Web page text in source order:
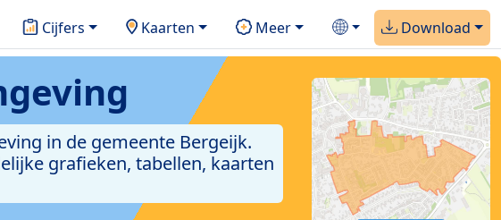
Cijfers Kaarten Meer Download
in de gemeente Bergeijk.
grafieken, tabellen, kaarten